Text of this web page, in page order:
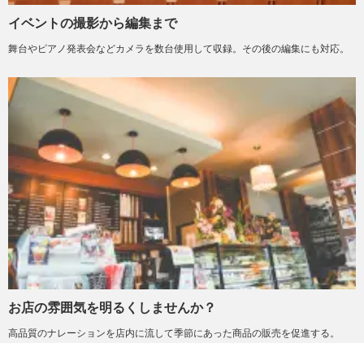
イベントの撮影から編集まで
舞台やピアノ発表会などカメラを数台使用して収録。その後の編集にも対応。
お店の雰囲気を明るくしませんか？
高品質のナレーションを店内に流して季節にあった商品の販売を促進する。